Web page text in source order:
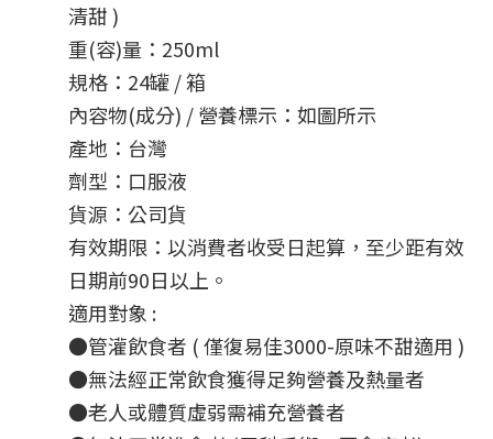
清甜 )
重(容)量：250ml
規格：24罐 / 箱
內容物(成分) / 營養標示：如圖所示
產地：台灣
劑型：口服液
貨源：公司貨
有效期限：以消費者收受日起算，至少距有效
日期前90日以上。
適用對象 :
●管灌飲食者 ( 僅復易佳3000-原味不甜適用 )
●無法經正常飲食獲得足夠營養及熱量者
●老人或體質虛弱需補充營養者